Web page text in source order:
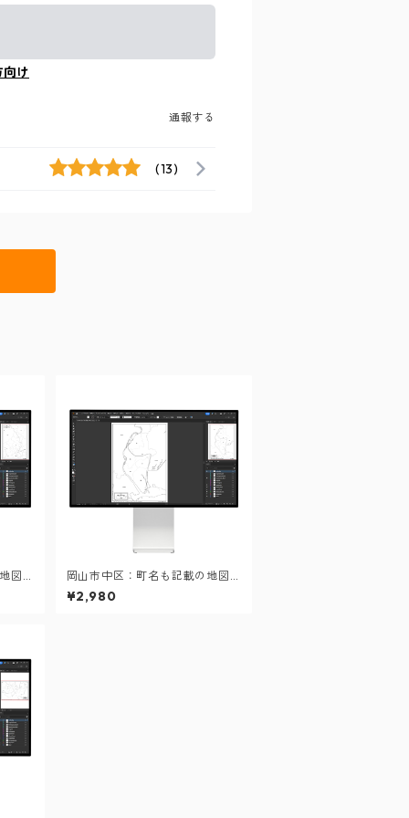
け
通報する
(13)
図
岡山市中区：町名も記載の地図
データ（PDF・Aiファイル）
¥2,980